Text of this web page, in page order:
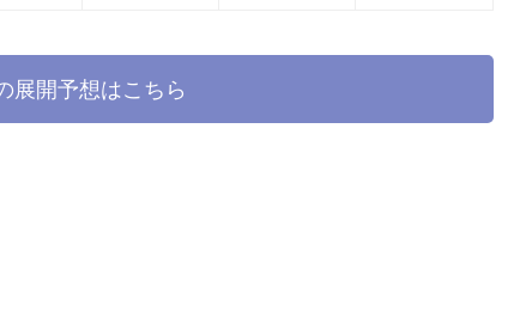
展開予想はこちら